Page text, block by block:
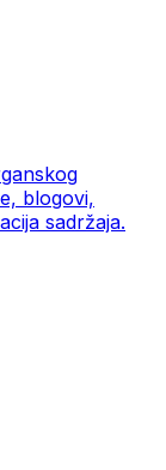
blogovi,
sadržaja.